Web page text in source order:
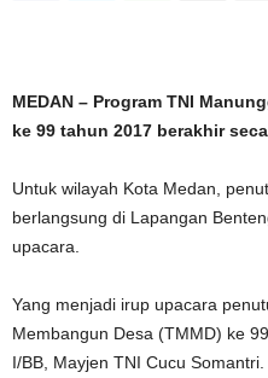
MEDAN – Program TNI
ke 99 tahun 2017 berakhir
Untuk wilayah Kota Medan,
berlangsung di Lapangan
upacara.
Yang menjadi irup upacara
Membangun Desa (TMMD) ke
I/BB, Mayjen TNI Cucu Somantri.